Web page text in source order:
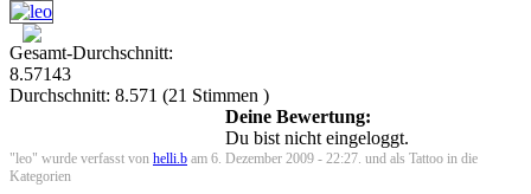
Gesamt-Durchschnitt:
8.57143
Durchschnitt: 8.571 (21 Stimmen )
Deine Bewertung:
Du bist nicht eingeloggt.
"leo" wurde verfasst von helli.b am 6. Dezember 2009 - 22:27. und als Tattoo in die
Kategorien